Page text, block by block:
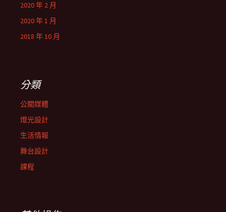
2020 年 2 月
2020 年 1 月
2018 年 10 月
分類
公關媒體
燈光設計
生活情報
舞台設計
課程